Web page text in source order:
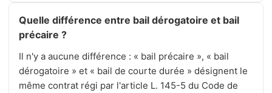
Quelle différence entre bail dérogatoire et bail
précaire ?
Il n'y a aucune différence : « bail précaire », « bail
dérogatoire » et « bail de courte durée » désignent le
même contrat régi par l'article L. 145-5 du Code de